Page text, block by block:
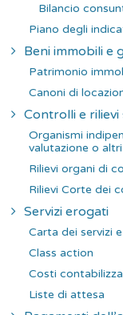
Bilancio
Piano degli
Beni immobili e
Patrimonio
Canoni di
Controlli e rilievi
Organismi
valutazione o
Rilievi organi di
Rilievi Corte dei
Servizi erogati
Carta dei servizi
Class action
Costi
Liste di attesa